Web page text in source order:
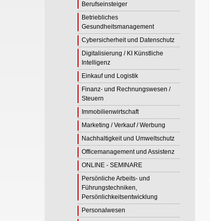
Berufseinsteiger
Betriebliches
Gesundheitsmanagement
Cybersicherheit und Datenschutz
Digitalisierung / KI Künstliche
Intelligenz
Einkauf und Logistik
Finanz- und Rechnungswesen /
Steuern
Immobilienwirtschaft
Marketing / Verkauf / Werbung
Nachhaltigkeit und Umweltschutz
Officemanagement und Assistenz
ONLINE - SEMINARE
Persönliche Arbeits- und
Führungstechniken,
Persönlichkeitsentwicklung
Personalwesen